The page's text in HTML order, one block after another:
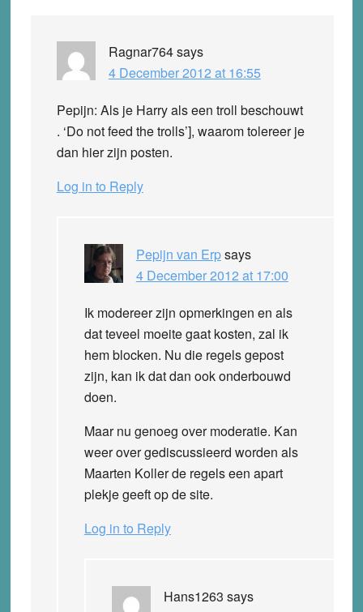
Ragnar764says
4 December 2012 at 16:55
Pepijn: Als je Harry als een troll beschouwt
. ‘Do not feed the trolls’], waarom tolereer je
dan hier zijn posten.
Log in to Reply
Pepijn van Erpsays
4 December 2012 at 17:00
Ik modereer zijn opmerkingen en als
dat teveel moeite gaat kosten, zal ik
hem blocken. Nu die regels gepost
zijn, kan ik dat dan ook onderbouwd
doen.
Maar nu genoeg over moderatie. Kan
weer over gediscussieerd worden als
Maarten Koller de regels een apart
plekje geeft op de site.
Log in to Reply
Hans1263 says